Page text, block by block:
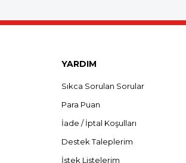
YARDIM
Sıkca Sorulan Sorular
Para Puan
İade / İptal Koşulları
Destek Taleplerim
İstek Listelerim